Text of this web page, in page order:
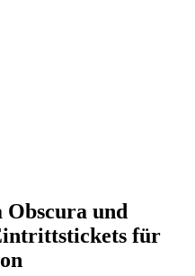
und
für